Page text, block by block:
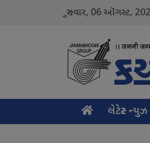
ગુરુવાર, 06ઑગસ્ટ,
લેટેસ્ટ ન્યુઝ